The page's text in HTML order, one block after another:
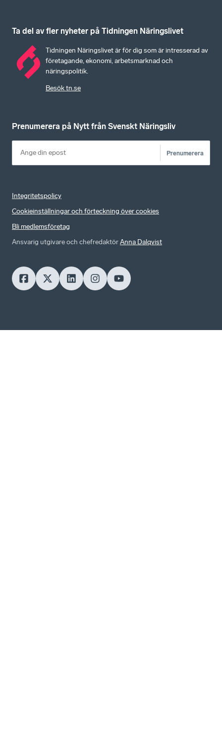
Ta del av fler nyheter på Tidningen Näringslivet
Tidningen Näringslivet är för dig som är intresserad av
företagande, ekonomi, arbetsmarknad och
näringspolitik.
Besök tn.se
Prenumerera på Nytt från Svenskt Näringsliv
Prenumerera
Integritetspolicy
Cookieinställningar och förteckning över cookies
Bli medlemsföretag
Ansvarig utgivare och chefredaktörAnna Dalqvist